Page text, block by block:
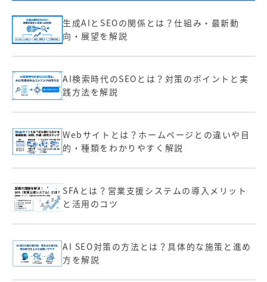
生成AIとSEOの関係とは？仕組み・最新動
向・展望を解説
AI検索時代のSEOとは？対策のポイントと実
践方法を解説
Webサイトとは？ホームページとの違いや目
的・種類をわかりやすく解説
SFAとは？営業支援システムの導入メリット
と活用のコツ
AI SEO対策の方法とは？具体的な施策と進め
方を解説